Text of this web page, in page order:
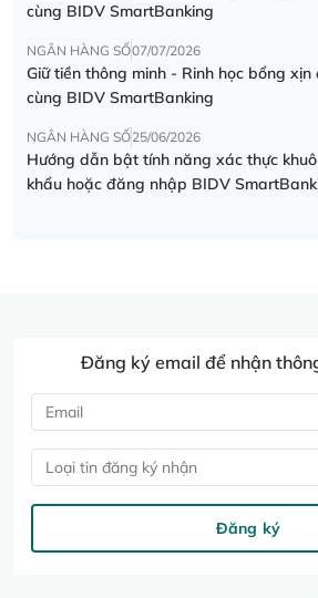
cùng BIDV SmartBanking
NGÂN HÀNG SỐ07/07/2026
Giữ tiền thông minh - Rinh học bổng
cùng BIDV SmartBanking
NGÂN HÀNG SỐ25/06/2026
Hướng dẫn bật tính năng xác thực
khẩu hoặc đăng nhập BIDV
Đăng ký email để nhận
Loại tin đăng ký nhận
Đăng ký